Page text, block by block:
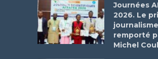
Journées
2026. Le
remporté
Michel